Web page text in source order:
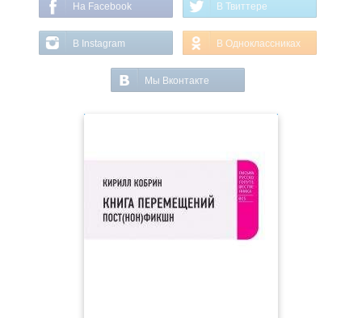
На Facebook В Твиттере
В Instagram В Одноклассниках
Мы Вконтакте